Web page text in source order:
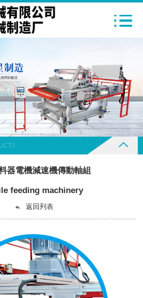
器電機減速機傳動軸組
feeding machinery
返回列表